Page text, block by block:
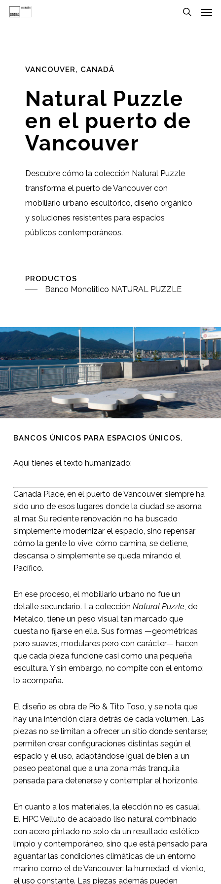
Skip
VANCOUVER, CANADÁ
Natural Puzzle
en el puerto de
Vancouver
Descubre cómo la colección Natural Puzzle
transforma el puerto de Vancouver con
mobiliario urbano escultórico, diseño orgánico
y soluciones resistentes para espacios
públicos contemporáneos.
PRODUCTOS
Banco Monolitico NATURAL PUZZLE
BANCOS ÚNICOS PARA ESPACIOS ÚNICOS.
Aquí tienes el texto humanizado:
Canada Place, en el puerto de Vancouver, siempre ha
sido uno de esos lugares donde la ciudad se asoma
al mar. Su reciente renovación no ha buscado
simplemente modernizar el espacio, sino repensar
cómo la gente lo vive: cómo camina, se detiene,
descansa o simplemente se queda mirando el
Pacífico.
En ese proceso, el mobiliario urbano no fue un
detalle secundario. La colecciónNatural Puzzle, de
Metalco, tiene un peso visual tan marcado que
cuesta no fijarse en ella. Sus formas —geométricas
pero suaves, modulares pero con carácter— hacen
que cada pieza funcione casi como una pequeña
escultura. Y sin embargo, no compite con el entorno:
lo acompaña.
El diseño es obra de Pio & Tito Toso, y se nota que
hay una intención clara detrás de cada volumen. Las
piezas no se limitan a ofrecer un sitio donde sentarse;
permiten crear configuraciones distintas según el
espacio y el uso, adaptándose igual de bien a un
paseo peatonal que a una zona más tranquila
pensada para detenerse y contemplar el horizonte.
En cuanto a los materiales, la elección no es casual.
El HPC Velluto de acabado liso natural combinado
con acero pintado no solo da un resultado estético
limpio y contemporáneo, sino que está pensado para
aguantar las condiciones climáticas de un entorno
marino como el de Vancouver: la humedad, el viento,
el uso constante. Las piezas además pueden
Menu